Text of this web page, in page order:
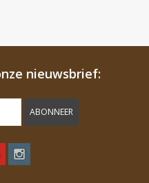
nieuwsbrief:
ABONNEER